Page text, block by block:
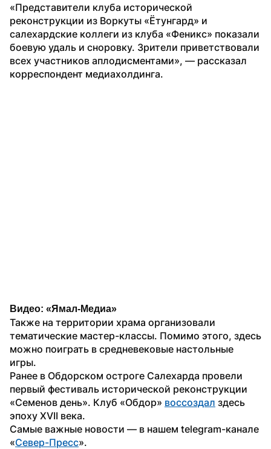
«Представители клуба исторической
реконструкции из Воркуты «Ётунгард» и
салехардские коллеги из клуба «Феникс» показали
боевую удаль и сноровку. Зрители приветствовали
всех участников аплодисментами», — рассказал
корреспондент медиахолдинга.
Видео: «Ямал-Медиа»
Также на территории храма организовали
тематические мастер-классы. Помимо этого, здесь
можно поиграть в средневековые настольные
игры.
Ранее в Обдорском остроге Салехарда провели
первый фестиваль исторической реконструкции
«Семенов день». Клуб «Обдор» воссоздал здесь
эпоху XVII века.
Самые важные новости — в нашем telegram-канале
«Север-Пресс».